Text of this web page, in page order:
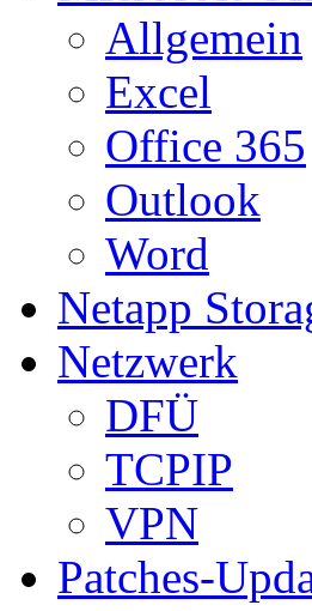
Allgemein
Excel
Office 365
Outlook
Word
Netapp
Netzwerk
DFÜ
TCPIP
VPN
Patches-